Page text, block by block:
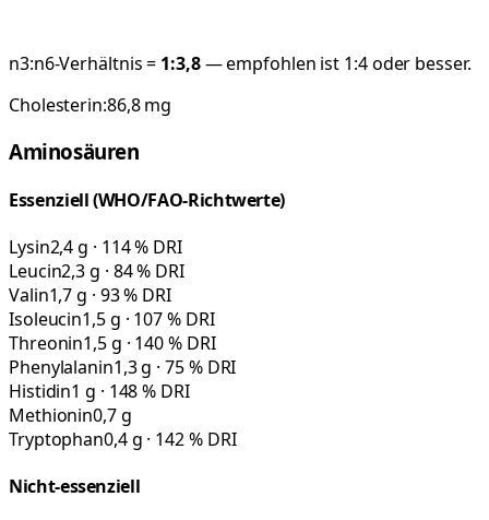
n3:n6-Verhältnis = 1:3,8— empfohlen ist 1:4 oder besser.
Cholesterin:86,8mg
Aminosäuren
Essenziell (WHO/FAO-Richtwerte)
Lysin2,4 g · 114 % DRI
Leucin2,3 g · 84 % DRI
Valin1,7 g · 93 % DRI
Isoleucin1,5 g · 107 % DRI
Threonin1,5 g · 140 % DRI
Phenylalanin1,3 g · 75 % DRI
Histidin1 g · 148 % DRI
Methionin0,7 g
Tryptophan0,4 g · 142 % DRI
Nicht-essenziell